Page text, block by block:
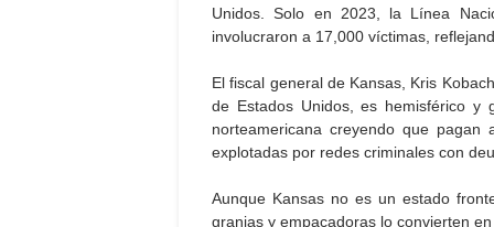
Unidos. Solo en 2023, la Línea
involucraron a 17,000 víctimas,
El fiscal general de Kansas, Kris
de Estados Unidos, es hemisférico y
norteamericana creyendo que
explotadas por redes criminales con
Aunque Kansas no es un estado
granjas y empacadoras lo convierten